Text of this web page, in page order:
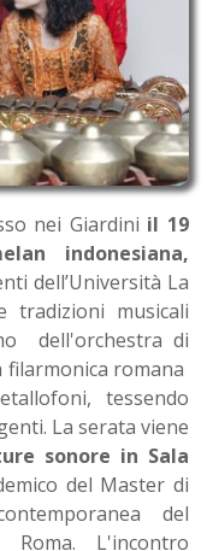
nei Giardini il 19
indonesiana,
dell’Università La
tradizioni musicali
dell'orchestra di
filarmonica romana
tessendo
La serata viene
sonore in Sala
del Master di
del
Roma. L'incontro